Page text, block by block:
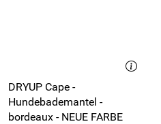
DRYUP Cape -
Hundebademantel -
bordeaux - NEUE FARBE